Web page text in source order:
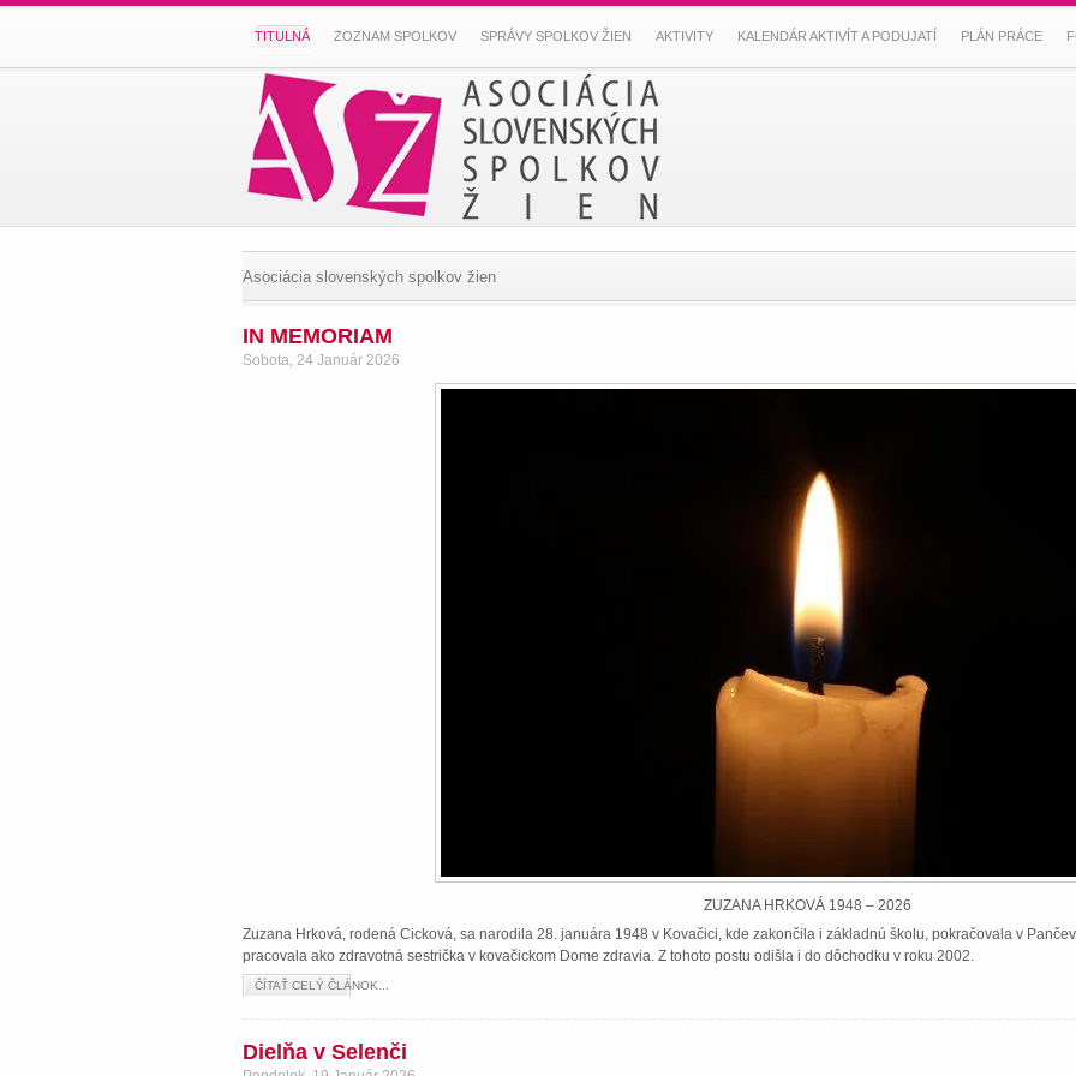
TITULNÁ ZOZNAM SPOLKOV SPRÁVY SPOLKOV ŽIEN AKTIVITY KALENDÁR AKTIVÍT A PODUJATÍ PLÁN PRÁCE
Asociácia slovenských spolkov žien
IN MEMORIAM
Sobota, 24 Január 2026
ZUZANA HRKOVÁ 1948 – 2026
Zuzana Hrková, rodená Cicková, sa narodila 28. januára 1948 v Kovačici, kde zakončila i základnú školu, pokračovala v
pracovala ako zdravotná sestrička v kovačickom Dome zdravia. Z tohoto postu odišla i do dôchodku v roku 2002.
ČÍTAŤ CELÝ ČLÁNOK...
Dielňa v Selenči